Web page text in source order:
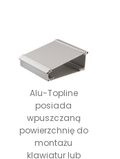
Alu-Topline
posiada
wpuszczaną
powierzchnię do
montażu
klawiatur lub